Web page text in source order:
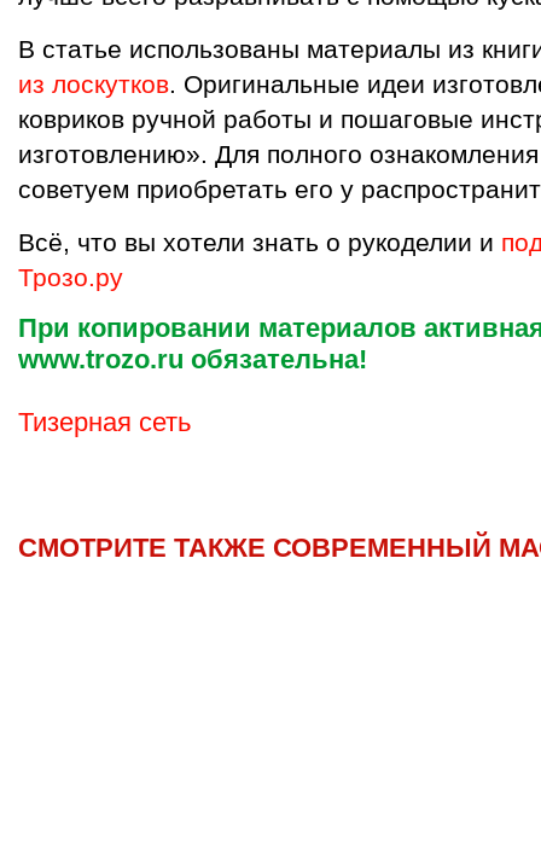
В статье использованы материалы из
из лоскутков. Оригинальные идеи
ковриков ручной работы и пошаговые
изготовлению». Для полного
советуем приобретать его у
Всё, что вы хотели знать о рукоделии и
Трозо.ру
При копировании материалов
www.trozo.ru обязательна!
Тизерная сеть
СМОТРИТЕ ТАКЖЕ СОВРЕМЕННЫЙ